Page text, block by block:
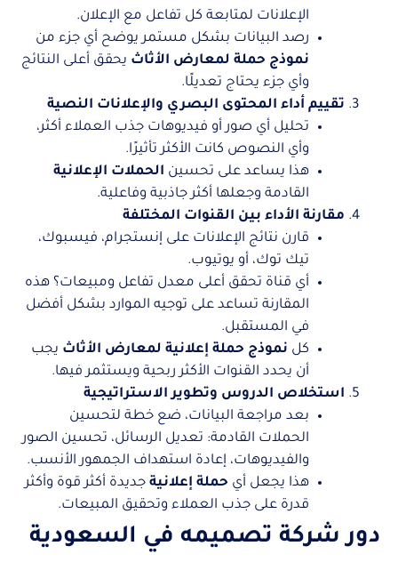
الإعلانات لمتابعة كل تفاعل مع الإعلان.
رصد البيانات بشكل مستمر يوضح أي جزء من
نموذج حملة لمعارض الأثاث يحقق أعلى النتائج
وأي جزء يحتاج تعديلًا.
تقييم أداء المحتوى البصري والإعلانات النصية
تحليل أي صور أو فيديوهات جذب العملاء أكثر،
وأي النصوص كانت الأكثر تأثيرًا.
هذا يساعد على تحسين الحملات الإعلانية
القادمة وجعلها أكثر جاذبية وفاعلية.
مقارنة الأداء بين القنوات المختلفة
قارن نتائج الإعلانات على إنستجرام، فيسبوك،
تيك توك، أو يوتيوب.
أي قناة تحقق أعلى معدل تفاعل ومبيعات؟ هذه
المقارنة تساعد على توجيه الموارد بشكل أفضل
في المستقبل.
كل نموذج حملة إعلانية لمعارض الأثاث يجب
أن يحدد القنوات الأكثر ربحية ويستثمر فيها.
استخلاص الدروس وتطوير الاستراتيجية
بعد مراجعة البيانات، ضع خطة لتحسين
الحملات القادمة: تعديل الرسائل، تحسين الصور
والفيديوهات، إعادة استهداف الجمهور الأنسب.
هذا يجعل أي حملة إعلانية جديدة أكثر قوة وأكثر
قدرة على جذب العملاء وتحقيق المبيعات.
دور شركة تصميمه في السعودية